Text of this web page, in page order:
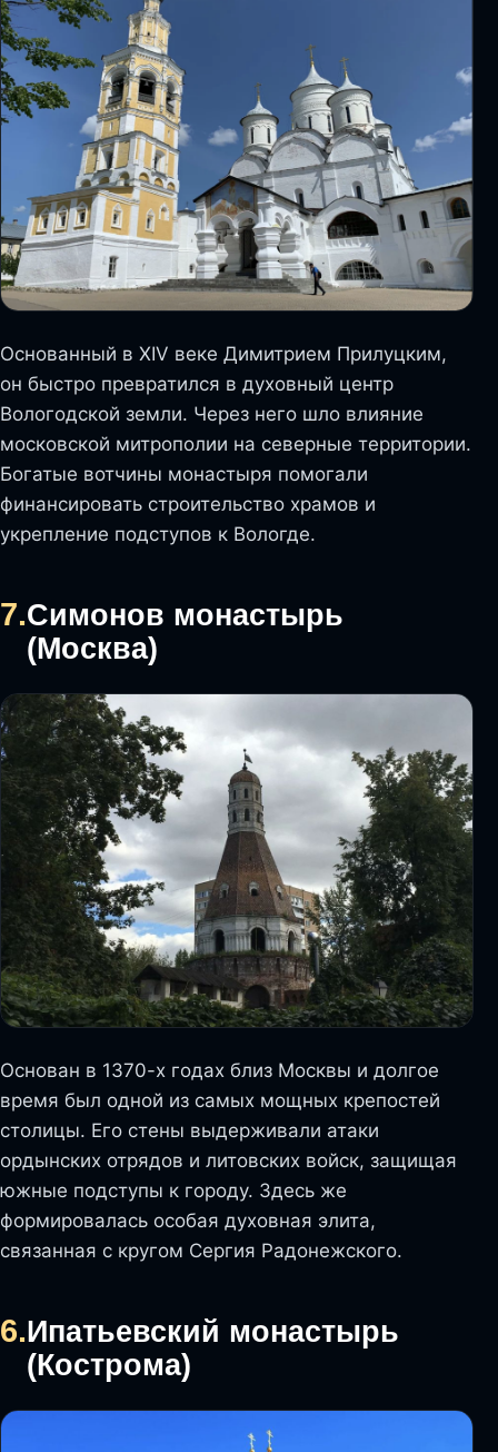
Основанный в XIV веке Димитрием Прилуцким,
он быстро превратился в духовный центр
Вологодской земли. Через него шло влияние
московской митрополии на северные территории.
Богатые вотчины монастыря помогали
финансировать строительство храмов и
укрепление подступов к Вологде.
7.Симонов монастырь
(Москва)
Основан в 1370-х годах близ Москвы и долгое
время был одной из самых мощных крепостей
столицы. Его стены выдерживали атаки
ордынских отрядов и литовских войск, защищая
южные подступы к городу. Здесь же
формировалась особая духовная элита,
связанная с кругом Сергия Радонежского.
6.Ипатьевский монастырь
(Кострома)